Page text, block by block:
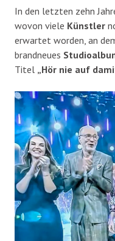
In den letzten zehn
wovon viele Künstler
erwartet worden, an
brandneues
Titel „Hör nie auf